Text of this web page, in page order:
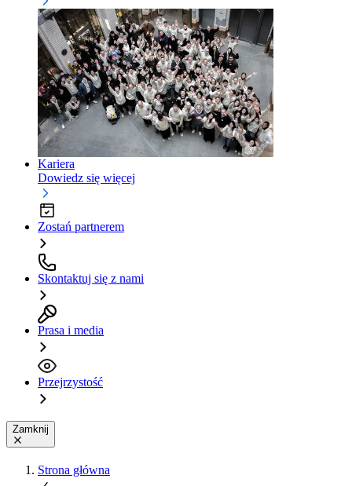
Kariera
Dowiedz się więcej
Zostań partnerem
Skontaktuj się z nami
Prasa i media
Przejrzystość
Zamknij
Strona główna